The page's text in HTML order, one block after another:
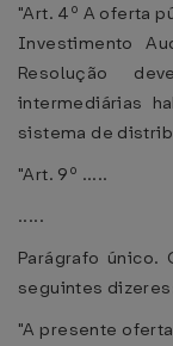
"Art. 4º A oferta
Investimento
Resolução
intermediárias
sistema de
"Art. 9º .....
.....
Parágrafo
seguintes
"A presente